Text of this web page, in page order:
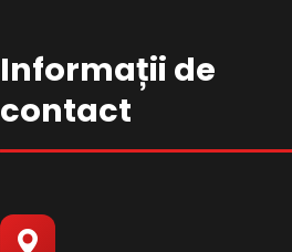
Informații de
contact